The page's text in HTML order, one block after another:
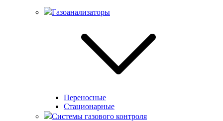
Газоанализаторы
Переносные
Стационарные
Системы газового контроля